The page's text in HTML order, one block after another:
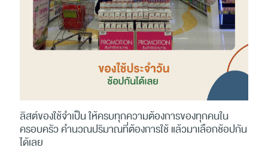
ลิสต์ของใช้จำเป็น ให้ครบทุกความต้องการของทุกคนใน
ครอบครัว คำนวณปริมาณที่ต้องการใช้ แล้วมาเลือกช้อปกัน
ได้เลย